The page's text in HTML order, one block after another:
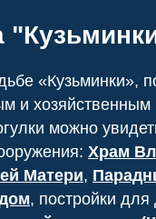
«Кузьминки»,
и
можно
Храм
Матери,
, постройки